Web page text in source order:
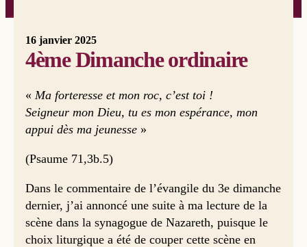
16 janvier 2025
4ème Dimanche ordinaire
« Ma forteresse et mon roc, c’est toi !
Seigneur mon Dieu, tu es mon espérance, mon
appui dès ma jeunesse»
(Psaume 71,3b.5)
Dans le commentaire de l’évangile du 3e dimanche
dernier, j’ai annoncé une suite à ma lecture de la
scène dans la synagogue de Nazareth, puisque le
choix liturgique a été de couper cette scène en